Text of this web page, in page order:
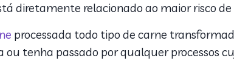
diretamente relacionado ao maior risco
processada todo tipo de carne
tenha passado por qualquer processos